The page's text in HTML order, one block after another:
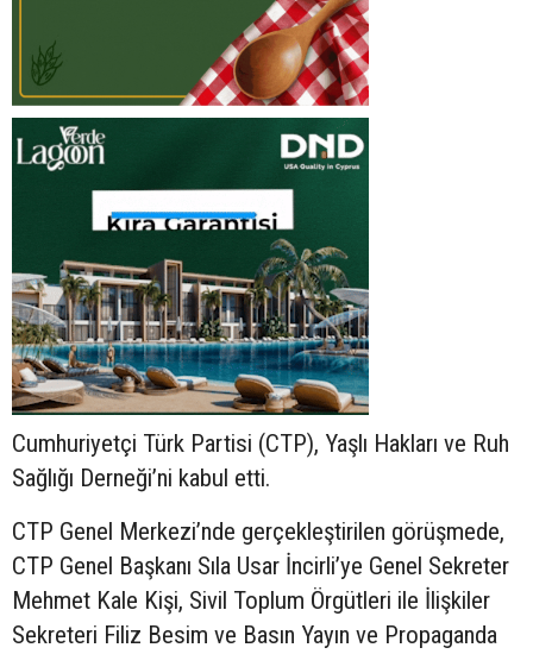
Cumhuriyetçi Türk Partisi (CTP), Yaşlı Hakları ve Ruh
Sağlığı Derneği’ni kabul etti.
CTP Genel Merkezi’nde gerçekleştirilen görüşmede,
CTP Genel Başkanı Sıla Usar İncirli’ye Genel Sekreter
Mehmet Kale Kişi, Sivil Toplum Örgütleri ile İlişkiler
Sekreteri Filiz Besim ve Basın Yayın ve Propaganda